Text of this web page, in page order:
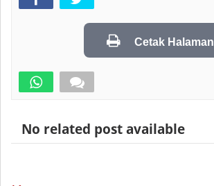
Cetak Halaman
No related post available